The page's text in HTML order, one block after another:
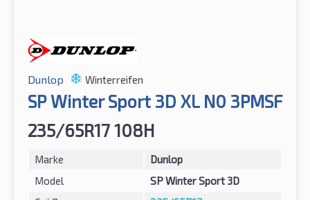
Dunlop Winterreifen
SP Winter Sport 3D XL N0 3PMSF
235/65R17 108H
Marke
Dunlop
Model
SP Winter Sport 3D